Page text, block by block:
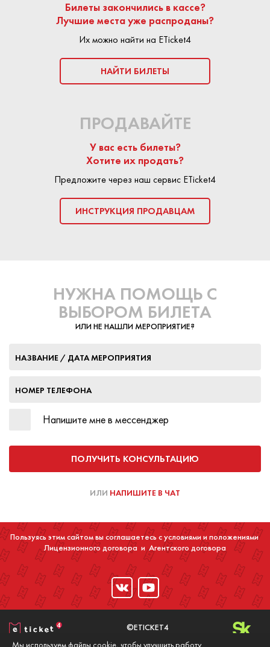
Билеты закончились в кассе?
Лучшие места уже распроданы?
Их можно найти на ETicket4
НАЙТИ БИЛЕТЫ
ПРОДАВАЙТЕ
У вас есть билеты?
Хотите их продать?
Предложите через наш сервис ETicket4
ИНСТРУКЦИЯ ПРОДАВЦАМ
НУЖНА ПОМОЩЬ С
ВЫБОРОМ БИЛЕТА
ИЛИ НЕ НАШЛИ МЕРОПРИЯТИЕ?
НАЗВАНИЕ / ДАТА МЕРОПРИЯТИЯ
НОМЕР ТЕЛЕФОНА
Напишите мне в мессенджер
ПОЛУЧИТЬ КОНСУЛЬТАЦИЮ
ИЛИ НАПИШИТЕ В ЧАТ
Пользуясь этим сайтом вы соглашаетесь с условиями и положениями
Лицензионного договора иАгентского договора
©ETICKET4
Мы используем файлы cookie, чтобы улучшить работу